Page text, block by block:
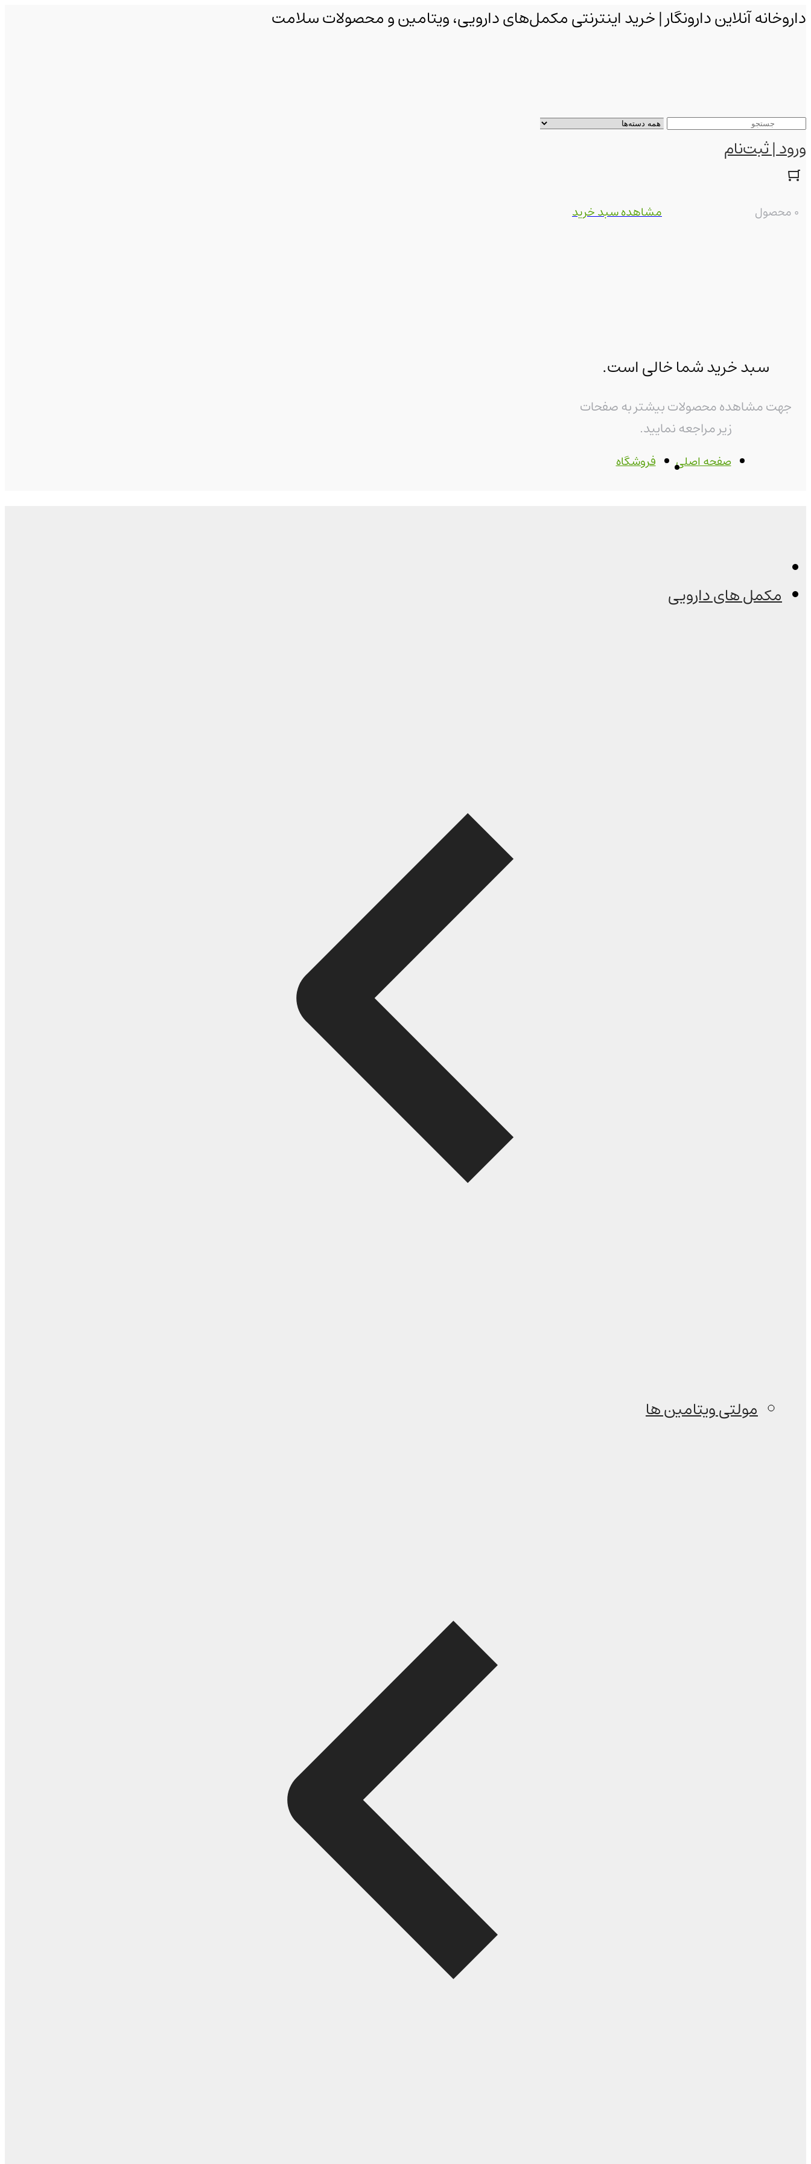
داروخانه آنلاین دارونگار | خرید اینترنتی مکمل‌های دارویی، ویتامین و محصولات سلامت
ورود | ثبت‌نام
0 محصول مشاهده سبد خرید
سبد خرید شما خالی است.
جهت مشاهده محصولات بیشتر به صفحات
زیر مراجعه نمایید.
صفحه اصلی فروشگاه
مکمل های دارویی
مولتی ویتامین ها